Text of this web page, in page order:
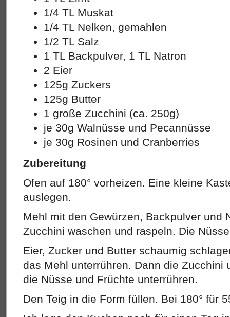
1/4 TL Muskat
1/4 TL Nelken, gemahlen
1/2 TL Salz
1 TL Backpulver, 1 TL Natron
2 Eier
125g Zuckers
125g Butter
1 große Zucchini (ca. 250g)
je 30g Walnüsse und Pecannüsse
je 30g Rosinen und Cranberries
Zubereitung
Ofen auf 180° vorheizen. Eine kleine
auslegen.
Mehl mit den Gewürzen, Backpulver und
Zucchini waschen und raspeln. Die
Eier, Zucker und Butter schaumig
das Mehl unterrühren. Dann die Zucchini
die Nüsse und Früchte unterrühren.
Den Teig in die Form füllen. Bei 180° für